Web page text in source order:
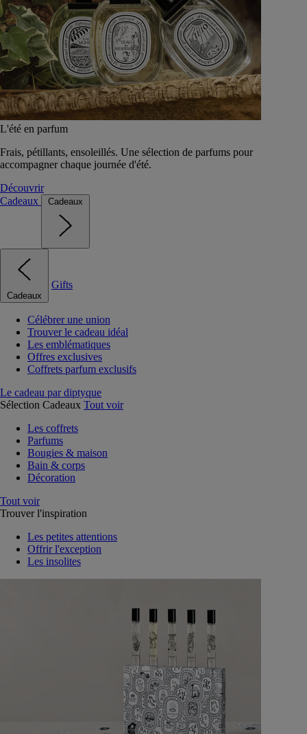
L'été en parfum
Frais, pétillants, ensoleillés. Une sélection de parfums pour
accompagner chaque journée d'été.
Découvrir
Cadeaux
Cadeaux
Cadeaux
Gifts
Célébrer une union
Trouver le cadeau idéal
Les emblématiques
Offres exclusives
Coffrets parfum exclusifs
Le cadeau par diptyque
Sélection Cadeaux Tout voir
Les coffrets
Parfums
Bougies & maison
Bain & corps
Décoration
Tout voir
Trouver l'inspiration
Les petites attentions
Offrir l'exception
Les insolites